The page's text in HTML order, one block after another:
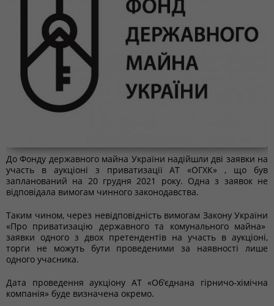
До Фонду державного майна України надійшли дві заявки на
участь в аукціоні з приватизації АТ «ОГХК» , що був
запланований на 20 грудня 2021 року. Одна з заявок не
відповідала вимогам чинного законодавства.
Таким чином, через невідповідність вимогам Закону України
«Про приватизацію державного та комунального майна»
заявки одного з двох претендентів на участь в аукціоні,
торги не можуть бути проведеними за наявності лише
одного учасника.
Дата проведення аукціону АТ «Об’єднана гірничо-хімічна
компанія» буде визначена окремо.